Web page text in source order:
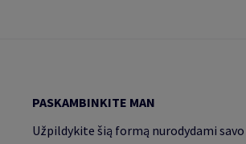
PASKAMBINKITE MAN
Užpildykite šią formą nurodydami